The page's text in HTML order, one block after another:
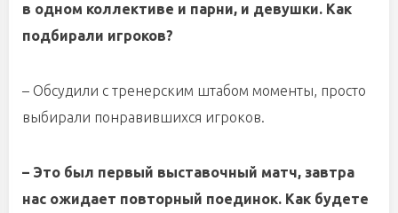
в одном коллективе и парни, и девушки. Как
подбирали игроков?
– Обсудили с тренерским штабом моменты, просто
выбирали понравившихся игроков.
– Это был первый выставочный матч, завтра
нас ожидает повторный поединок. Как будете